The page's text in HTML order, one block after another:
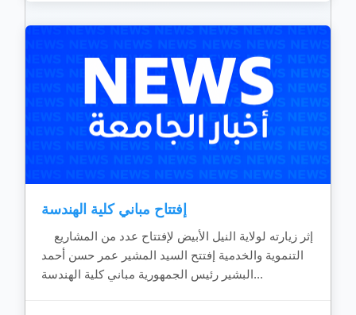
إفتتاح مباني كلية الهندسة
التنموية والخدمية إفتتح السيد المشير عمر حسن أحمد
البشير رئيس الجمهورية مباني كلية الهندسة...